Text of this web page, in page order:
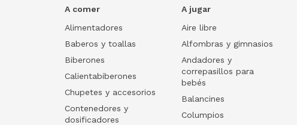
A comer
Alimentadores
Baberos y toallas
Biberones
Calientabiberones
Chupetes y accesorios
Contenedores y
dosificadores
A jugar
Aire libre
Alfombras y gimnasios
Andadores y
correpasillos para
bebés
Balancines
Columpios